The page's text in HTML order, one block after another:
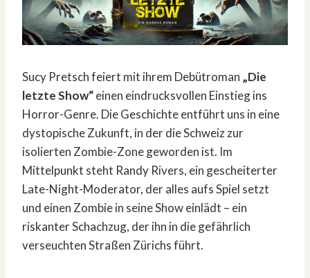
Sucy Pretsch feiert mit ihrem Debütroman „Die
letzte Show“einen eindrucksvollen Einstieg ins
Horror-Genre. Die Geschichte entführt uns in eine
dystopische Zukunft, in der die Schweiz zur
isolierten Zombie-Zone geworden ist. Im
Mittelpunkt steht Randy Rivers, ein gescheiterter
Late-Night-Moderator, der alles aufs Spiel setzt
und einen Zombie in seine Show einlädt – ein
riskanter Schachzug, der ihn in die gefährlich
verseuchten Straßen Zürichs führt.